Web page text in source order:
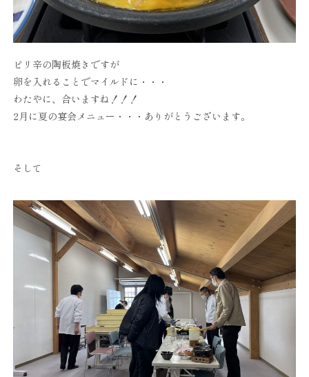
ピリ辛の陶板焼きですが
卵を入れることでマイルドに・・・
わたやに、合いますね！！！
2月に夏の宴会メニュー・・・ありがとうございます。
そして